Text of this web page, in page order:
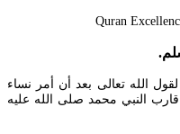
لقول الله تعالى بعد أن أمر نساء
النبي محمد صلى الله عليه